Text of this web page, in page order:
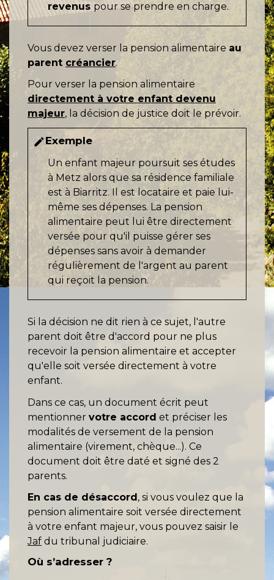
revenuspour se prendre en charge.
Vous devez verser la pension alimentaire au
parent créancier.
Pour verser la pension alimentaire
directement à votre enfant devenu
majeur, la décision de justice doit le prévoir.
editExemple
Un enfant majeur poursuit ses études
à Metz alors que sa résidence familiale
est à Biarritz. Il est locataire et paie lui-
même ses dépenses. La pension
alimentaire peut lui être directement
versée pour qu'il puisse gérer ses
dépenses sans avoir à demander
régulièrement de l'argent au parent
qui reçoit la pension.
Si la décision ne dit rien à ce sujet, l'autre
parent doit être d'accord pour ne plus
recevoir la pension alimentaire et accepter
qu'elle soit versée directement à votre
enfant.
Dans ce cas, un document écrit peut
mentionner votre accord et préciser les
modalités de versement de la pension
alimentaire (virement, chèque...). Ce
document doit être daté et signé des 2
parents.
En cas de désaccord, si vous voulez que la
pension alimentaire soit versée directement
à votre enfant majeur, vous pouvez saisir le
Jaf du tribunal judiciaire.
Où s’adresser ?